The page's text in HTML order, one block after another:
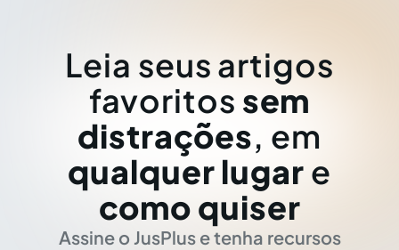
Leia seus artigos
favoritos sem
distrações, em
qualquer lugar e
como quiser
Assine o JusPlus e tenha recursos